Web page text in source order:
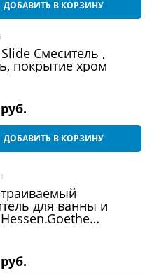
ДОБАВИТЬ В КОРЗИНУ
Смеситель ,
покрытие хром
руб.
ДОБАВИТЬ В КОРЗИНУ
для ванны и
руб.